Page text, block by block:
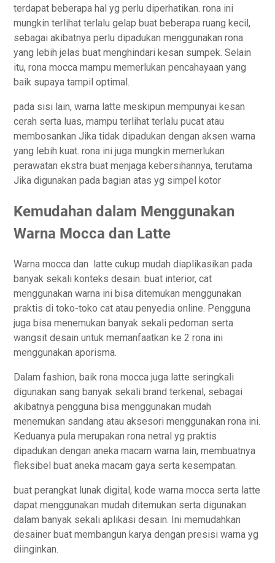
terdapat beberapa hal yg perlu diperhatikan. rona ini
mungkin terlihat terlalu gelap buat beberapa ruang kecil,
sebagai akibatnya perlu dipadukan menggunakan rona
yang lebih jelas buat menghindari kesan sumpek. Selain
itu, rona mocca mampu memerlukan pencahayaan yang
baik supaya tampil optimal.
pada sisi lain, warna latte meskipun mempunyai kesan
cerah serta luas, mampu terlihat terlalu pucat atau
membosankan Jika tidak dipadukan dengan aksen warna
yang lebih kuat. rona ini juga mungkin memerlukan
perawatan ekstra buat menjaga kebersihannya, terutama
Jika digunakan pada bagian atas yg simpel kotor
Kemudahan dalam Menggunakan
Warna Mocca dan Latte
Warna mocca dan latte cukup mudah diaplikasikan pada
banyak sekali konteks desain. buat interior, cat
menggunakan warna ini bisa ditemukan menggunakan
praktis di toko-toko cat atau penyedia online. Pengguna
juga bisa menemukan banyak sekali pedoman serta
wangsit desain untuk memanfaatkan ke 2 rona ini
menggunakan aporisma.
Dalam fashion, baik rona mocca juga latte seringkali
digunakan sang banyak sekali brand terkenal, sebagai
akibatnya pengguna bisa menggunakan mudah
menemukan sandang atau aksesori menggunakan rona ini.
Keduanya pula merupakan rona netral yg praktis
dipadukan dengan aneka macam warna lain, membuatnya
fleksibel buat aneka macam gaya serta kesempatan.
buat perangkat lunak digital, kode warna mocca serta latte
dapat menggunakan mudah ditemukan serta digunakan
dalam banyak sekali aplikasi desain. Ini memudahkan
desainer buat membangun karya dengan presisi warna yg
diinginkan.